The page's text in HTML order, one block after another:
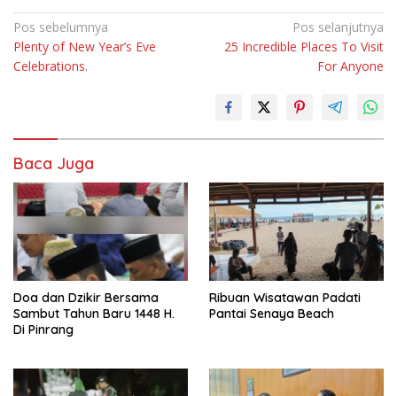
Navigasi
pos
Pos sebelumnya
Plenty of New Year’s Eve
Celebrations.
Pos selanjutnya
25 Incredible Places To Visit
For Anyone
Baca Juga
Doa dan Dzikir Bersama
Sambut Tahun Baru 1448 H.
Di Pinrang
Ribuan Wisatawan Padati
Pantai Senaya Beach